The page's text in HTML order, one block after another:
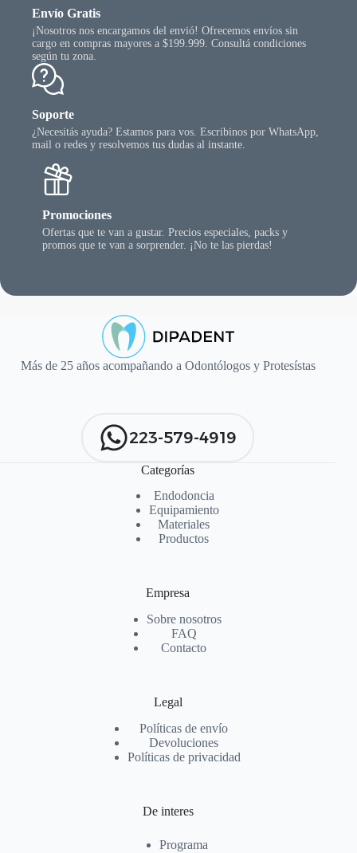
Envío Gratis
¡Nosotros nos encargamos del envió! Ofrecemos envíos sin
cargo en compras mayores a $199.999. Consultá condiciones
según tu zona.
Soporte
¿Necesitás ayuda? Estamos para vos. Escribinos por WhatsApp,
mail o redes y resolvemos tus dudas al instante.
Promociones
Ofertas que te van a gustar. Precios especiales, packs y
promos que te van a sorprender. ¡No te las pierdas!
Más de 25 años acompañando a Odontólogos y Protesístas
223-579-4919
Categorías
Endodoncia
Equipamiento
Materiales
Productos
Empresa
Sobre nosotros
FAQ
Contacto
Legal
Políticas de envío
Devoluciones
Políticas de privacidad
De interes
Programa